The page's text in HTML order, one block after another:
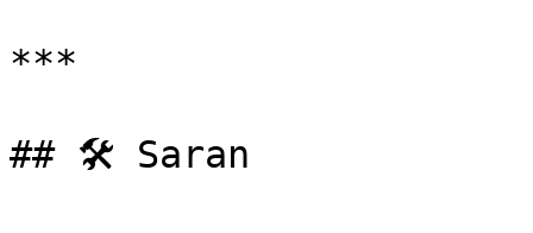
***
## 🛠️ Saran